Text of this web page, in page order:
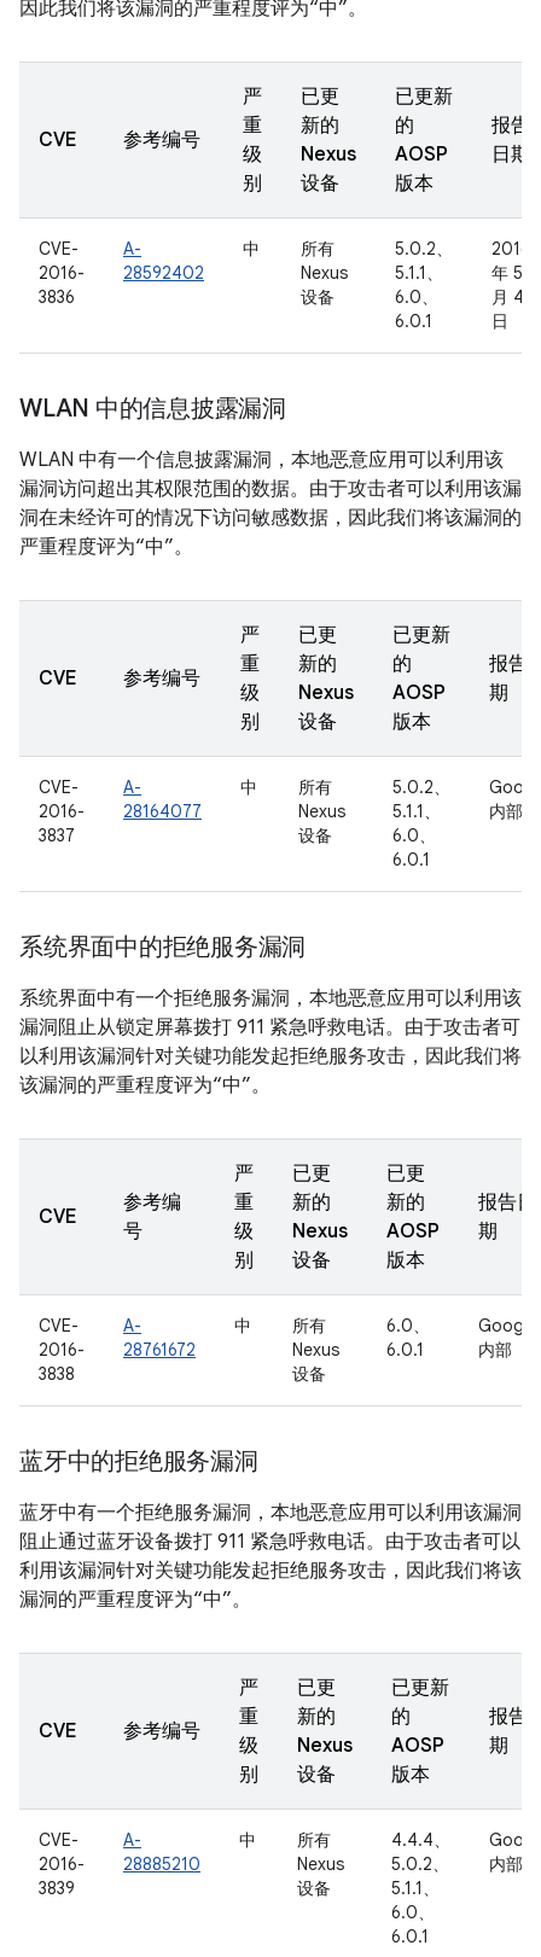
因此我们将该漏洞的严重程度评为“中”。
CVE 参考编号
严
重
级
别
已更
新的
Nexus
设备
已更新
的
AOSP
版本
报告
日期
CVE-
2016-
3836
A-
28592402
中
所有
Nexus
设备
5.0.2、
5.1.1、
6.0、
6.0.1
2016
年 5
月 4
日
WLAN 中的信息披露漏洞
WLAN 中有一个信息披露漏洞，本地恶意应用可以利用该
漏洞访问超出其权限范围的数据。由于攻击者可以利用该漏
洞在未经许可的情况下访问敏感数据，因此我们将该漏洞的
严重程度评为“中”。
CVE 参考编号
严
重
级
别
已更
新的
Nexus
设备
已更新
的
AOSP
版本
报告
期
CVE-
2016-
3837
A-
28164077
中
所有
Nexus
设备
5.0.2、
5.1.1、
6.0、
6.0.1
内部
系统界面中的拒绝服务漏洞
系统界面中有一个拒绝服务漏洞，本地恶意应用可以利用该
漏洞阻止从锁定屏幕拨打 911 紧急呼救电话。由于攻击者可
以利用该漏洞针对关键功能发起拒绝服务攻击，因此我们将
该漏洞的严重程度评为“中”。
CVE
参考编
号
严
重
级
别
已更
新的
Nexus
设备
已更
新的
AOSP
版本
报告日
期
CVE-
2016-
3838
A-
28761672
中
所有
Nexus
设备
6.0、
6.0.1
Google
内部
蓝牙中的拒绝服务漏洞
蓝牙中有一个拒绝服务漏洞，本地恶意应用可以利用该漏洞
阻止通过蓝牙设备拨打 911 紧急呼救电话。由于攻击者可以
利用该漏洞针对关键功能发起拒绝服务攻击，因此我们将该
漏洞的严重程度评为“中”。
CVE 参考编号
严
重
级
别
已更
新的
Nexus
设备
已更新
的
AOSP
版本
报告
期
CVE-
2016-
3839
A-
28885210
中
所有
Nexus
设备
4.4.4、
5.0.2、
5.1.1、
6.0、
6.0.1
内部